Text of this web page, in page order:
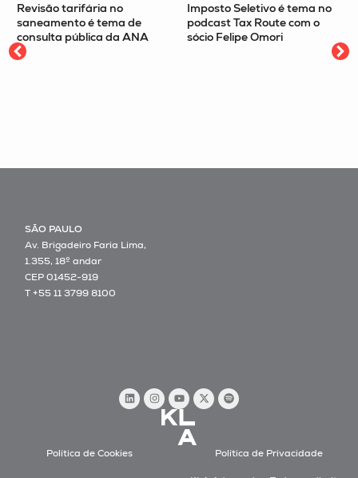
Revisão tarifária no
saneamento é tema de
consulta pública da ANA
Imposto Seletivo é tema no
podcast Tax Route com o
sócio Felipe Omori
SÃO PAULO
Av. Brigadeiro Faria Lima,
1.355, 18º andar
CEP 01452-919
T +55 11 3799 8100
Política de Cookies Política de Privacidade